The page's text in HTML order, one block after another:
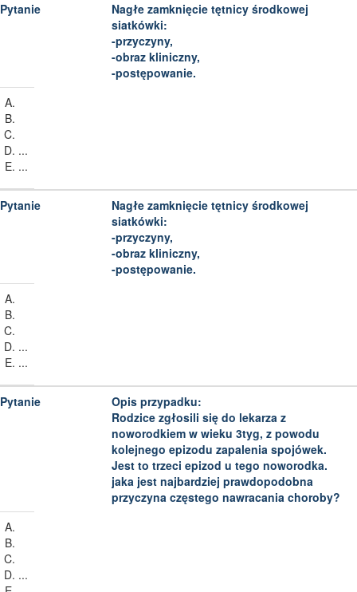
Nagłe zamknięcie tętnicy środkowej
siatkówki:
-przyczyny,
-obraz kliniczny,
-postępowanie.
...
...
Nagłe zamknięcie tętnicy środkowej
siatkówki:
-przyczyny,
-obraz kliniczny,
-postępowanie.
...
...
Opis przypadku:
Rodzice zgłosili się do lekarza z
noworodkiem w wieku 3tyg, z powodu
kolejnego epizodu zapalenia spojówek.
Jest to trzeci epizod u tego noworodka.
jaka jest najbardziej prawdopodobna
przyczyna częstego nawracania choroby?
...